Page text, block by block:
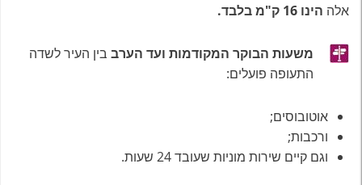
אלה הינו 16 ק"מ בלבד.
משעות הבוקר המקודמות ועד הערב בין העיר לשדה
התעופה פועלים:
אוטובוסים;
ורכבות;
וגם קיים שירות מוניות שעובד 24 שעות.